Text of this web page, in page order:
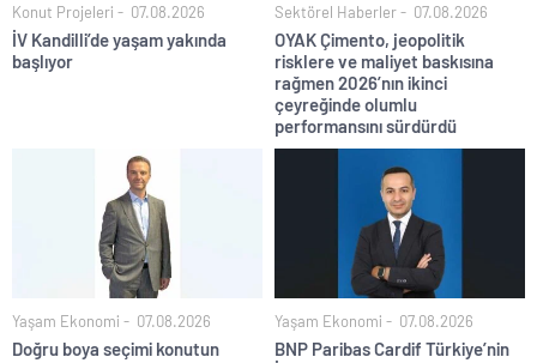
Konut Projeleri 07.08.2026
İV Kandilli’de yaşam yakında
başlıyor
Sektörel Haberler 07.08.2026
OYAK Çimento, jeopolitik
risklere ve maliyet baskısına
rağmen 2026’nın ikinci
çeyreğinde olumlu
performansını sürdürdü
Yaşam Ekonomi 07.08.2026
Doğru boya seçimi konutun
Yaşam Ekonomi 07.08.2026
BNP Paribas Cardif Türkiye’nin